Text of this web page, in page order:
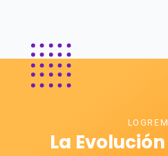
La